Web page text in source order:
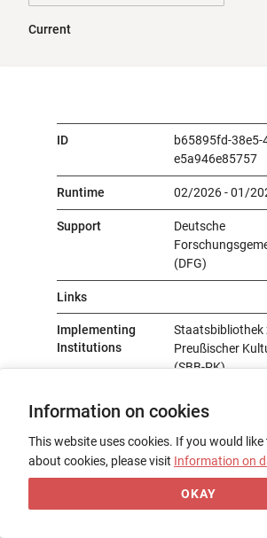
Current
ID
b65895fd-
e5a946e85757
Runtime 02/2026 - 01/
Support
Deutsche
(DFG)
Links
Implementing
Institutions
Staatsbibliothek
Preußischer
(SBB-PK)
Involved
Staatsbibliothek
Preußischer
(SBB-PK)
Dr. Bertram
Mail:
berlin.de
Information on cookies
This website uses cookies. If you would
about cookies, please visit Information on
OKAY